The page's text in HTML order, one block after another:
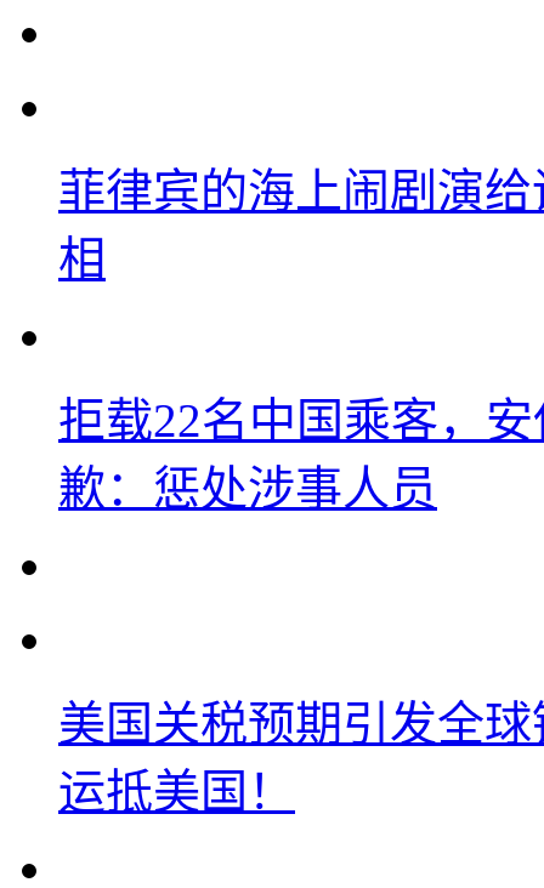
菲律宾的海上闹剧演
相
拒载22名中国乘客，
歉：惩处涉事人员
美国关税预期引发全
运抵美国！